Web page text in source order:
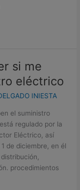
si me
eléctrico
INIESTA
el suministro
regulado por la
Eléctrico, así
de diciembre, en él
procedimientos